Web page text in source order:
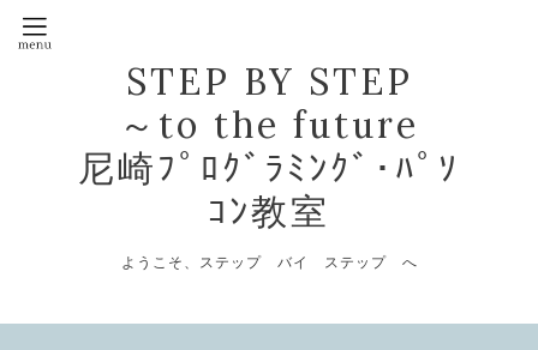
STEP BY STEP
～to the future
尼崎ﾌﾟﾛｸﾞﾗﾐﾝｸﾞ･ﾊﾟｿ
ｺﾝ教室
ようこそ、ステップ バイ ステップ へ